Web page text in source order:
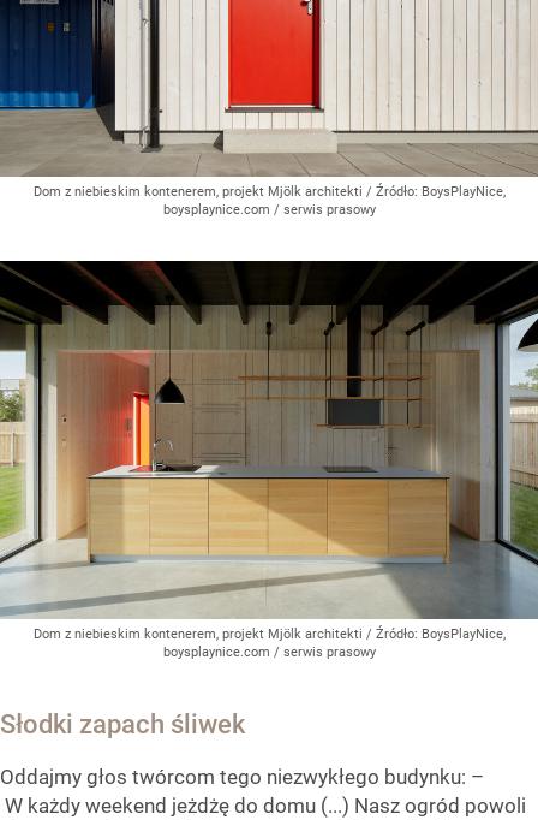
Dom z niebieskim kontenerem, projekt Mjölk architekti / Źródło: BoysPlayNice,
boysplaynice.com / serwis prasowy
Dom z niebieskim kontenerem, projekt Mjölk architekti / Źródło: BoysPlayNice,
boysplaynice.com / serwis prasowy
Słodki zapach śliwek
Oddajmy głos twórcom tego niezwykłego budynku: –
W każdy weekend jeżdżę do domu (...) Nasz ogród powoli